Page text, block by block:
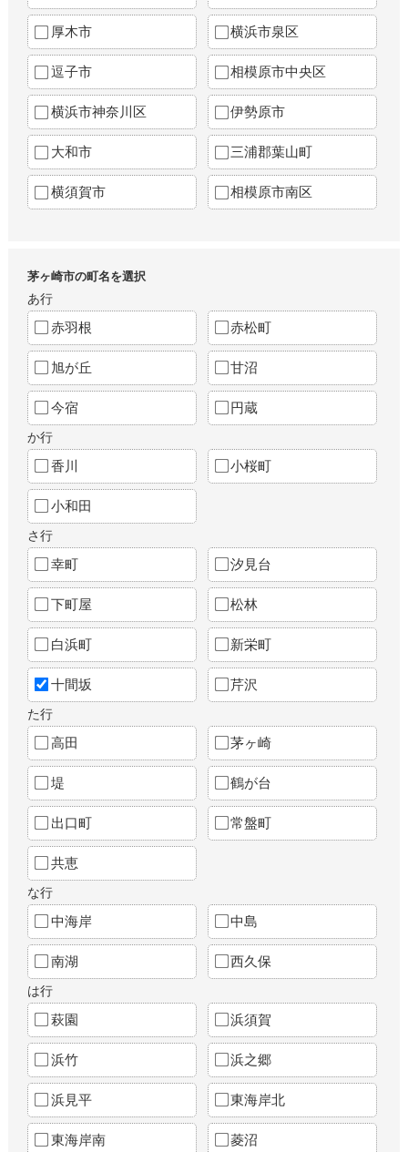
厚木市 横浜市泉区
逗子市 相模原市中央区
横浜市神奈川区 伊勢原市
大和市 三浦郡葉山町
横須賀市 相模原市南区
茅ヶ崎市の町名を選択
あ行
赤羽根 赤松町
旭が丘 甘沼
今宿 円蔵
か行
香川 小桜町
小和田
さ行
幸町 汐見台
下町屋 松林
白浜町 新栄町
十間坂 芹沢
た行
高田 茅ヶ崎
堤 鶴が台
出口町 常盤町
共恵
な行
中海岸 中島
南湖 西久保
は行
萩園 浜須賀
浜竹 浜之郷
浜見平 東海岸北
東海岸南 菱沼